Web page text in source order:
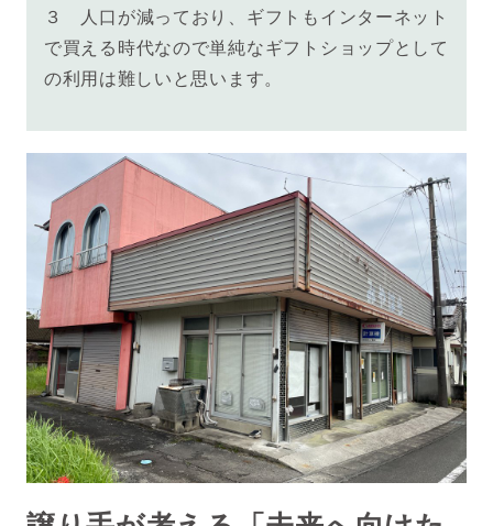
３
人口が減っており、ギフトもインターネット
で買える時代なので単純なギフトショップとして
の利用は難しいと思います。